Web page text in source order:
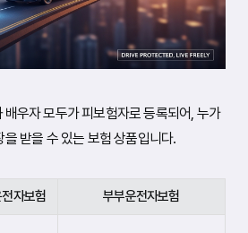
우자 모두가 피보험자로 등록되어, 누가
받을 수 있는 보험 상품입니다.
자보험 부부운전자보험